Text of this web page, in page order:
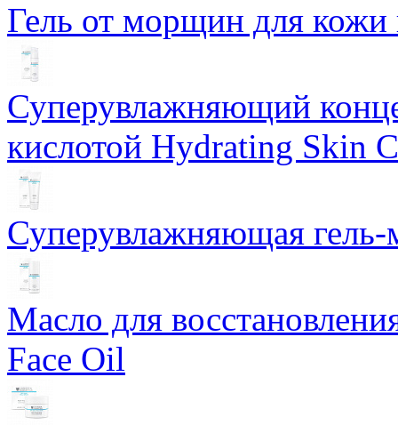
Гель от морщин для кожи
Суперувлажняющий
кислотой Hydrating Skin
Суперувлажняющая
Масло для
Face Oil